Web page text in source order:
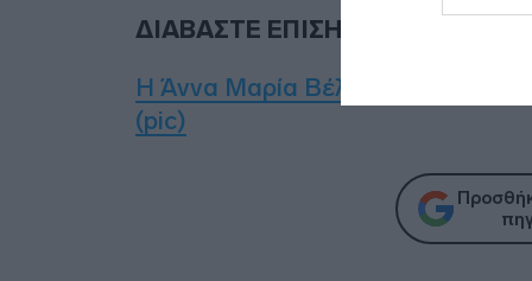
ΔΙΑΒΑΣΤΕ ΕΠΙΣΗΣ:
Η Άννα Μαρία Βέλλη διαψεύδει
(pic)